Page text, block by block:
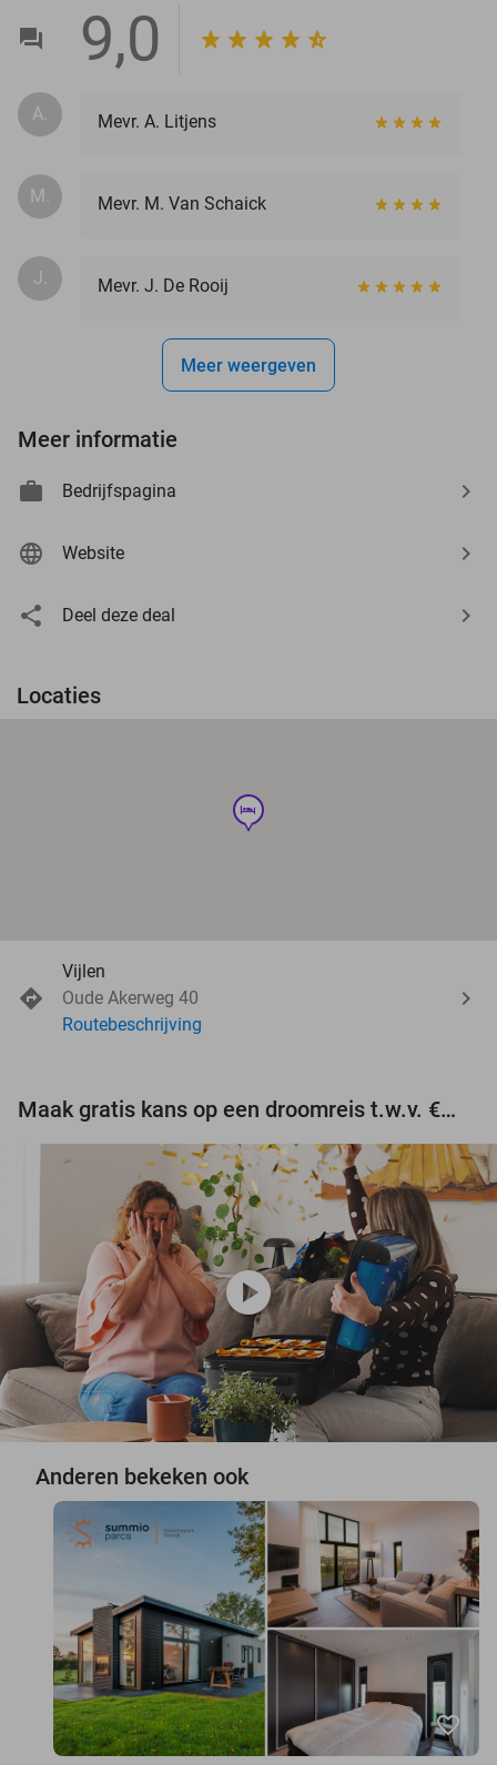
9,0
A. Mevr. A. Litjens
M. Mevr. M. Van Schaick
J. Mevr. J. De Rooij
Meer weergeven
Meer informatie
Bedrijfspagina
Website
Deel deze deal
Locaties
hotel
Vijlen
Oude Akerweg 40
Routebeschrijving
Maak gratis kans op een droomreis t.w.v. €3.000!
play_circle
Anderen bekeken ook
favorite_border